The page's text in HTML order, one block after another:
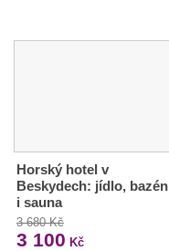
Horský hotel v
Beskydech: jídlo, bazén
i sauna
3 680 Kč
3 100 Kč